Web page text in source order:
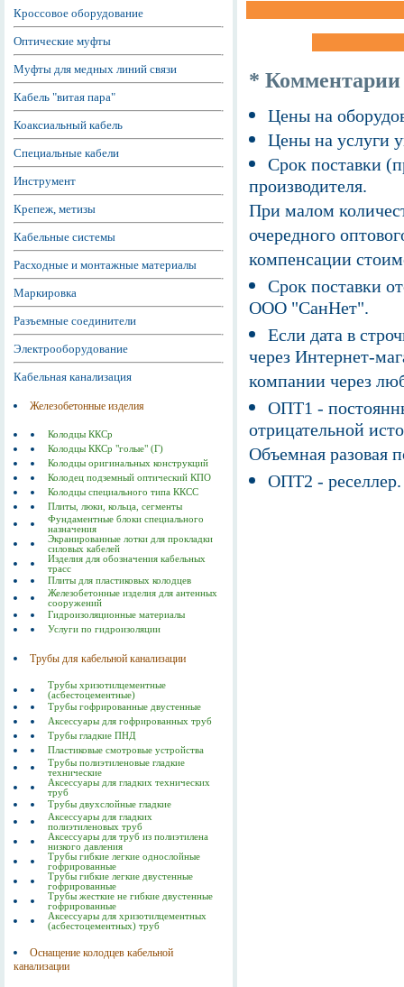
Кроссовое оборудование
Оптические муфты
Муфты для медных линий связи
Кабель "витая пара"
Коаксиальный кабель
Специальные кабели
Инструмент
Крепеж, метизы
Кабельные системы
Расходные и монтажные материалы
Маркировка
Разъемные соединители
Электрооборудование
Кабельная канализация
Железобетонные изделия
Колодцы ККСр
Колодцы ККСр "голые" (Г)
Колодцы оригинальных конструкций
Колодец подземный оптический КПО
Колодцы специального типа ККСС
Плиты, люки, кольца, сегменты
Фундаментные блоки специального
назначения
Экранированные лотки для прокладки
силовых кабелей
Изделия для обозначения кабельных
трасс
Плиты для пластиковых колодцев
Железобетонные изделия для антенных
сооружений
Гидроизоляционные материалы
Услуги по гидроизоляции
Трубы для кабельной канализации
Трубы хризотилцементные
(асбестоцементные)
Трубы гофрированные двустенные
Аксессуары для гофрированных труб
Трубы гладкие ПНД
Пластиковые смотровые устройства
Трубы полиэтиленовые гладкие
технические
Аксессуары для гладких технических
труб
Трубы двухслойные гладкие
Аксессуары для гладких
полиэтиленовых труб
Аксессуары для труб из полиэтилена
низкого давления
Трубы гибкие легкие однослойные
гофрированные
Трубы гибкие легкие двустенные
гофрированные
Трубы жесткие не гибкие двустенные
гофрированные
Аксессуары для хризотилцементных
(асбестоцементных) труб
Оснащение колодцев кабельной
канализации
* Комментарии
Цены на
Цены на услуги
Срок поставки
производителя.
При малом
очередного
компенсации
Срок поставки
ООО "СанНет".
Если дата в
через Интернет-
компании через
ОПТ1 -
отрицательной
Объемная разовая
ОПТ2 -